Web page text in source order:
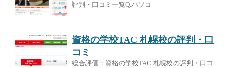
評判・口コミ一覧Q.パソコ
資格の学校TAC 札幌校の評判・口
コミ
総合評価：資格の学校TAC 札幌校の評判・口コ